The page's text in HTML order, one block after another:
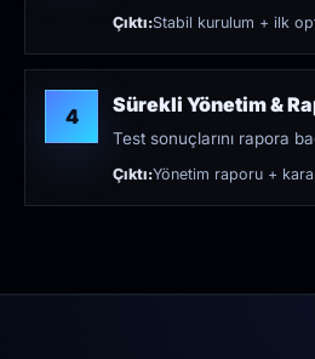
Çıktı:Stabil kurulum + ilk
4 Sürekli Yönetim &
Test sonuçlarını rapora
Çıktı:Yönetim raporu +